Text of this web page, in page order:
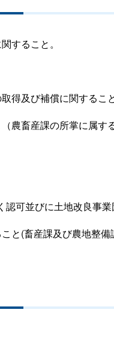
すること。
得及び補償に関すること
農畜産課の所掌に属す
可並びに土地改良事
と(畜産課及び農地整備